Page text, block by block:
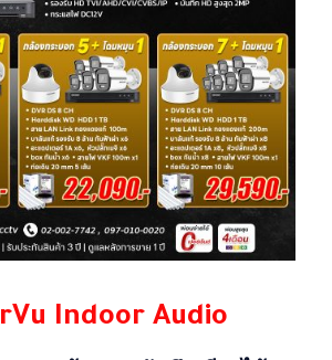
Indoor Audio